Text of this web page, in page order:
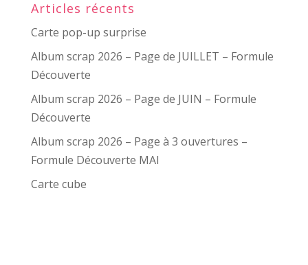
Articles récents
Carte pop-up surprise
Album scrap 2026 – Page de JUILLET – Formule
Découverte
Album scrap 2026 – Page de JUIN – Formule
Découverte
Album scrap 2026 – Page à 3 ouvertures –
Formule Découverte MAI
Carte cube